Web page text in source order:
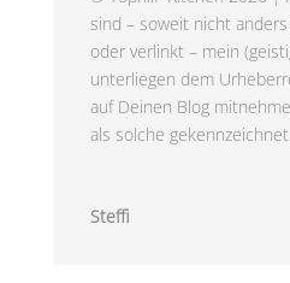
sind – soweit nicht
oder verlinkt – mein
unterliegen dem
auf Deinen Blog
als solche gekennzeichnet.
Steffi